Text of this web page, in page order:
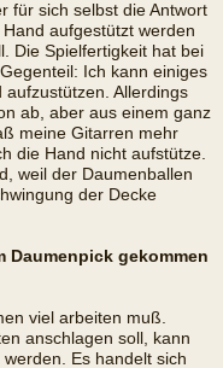
für sich selbst die Antwort
aufgestützt werden
Die Spielfertigkeit hat bei
Ich kann einiges
Allerdings
ab, aber aus einem ganz
meine Gitarren mehr
die Hand nicht aufstütze.
weil der Daumenballen
der Decke
Daumenpick gekommen
viel arbeiten muß.
anschlagen soll, kann
Es handelt sich